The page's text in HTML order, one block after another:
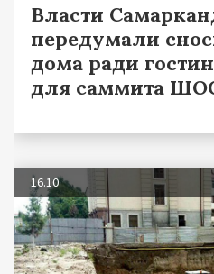
Власти
передумали
дома ради
для саммита
16.10